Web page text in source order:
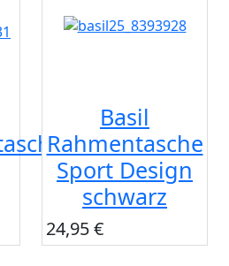
Basil
Rahmentasche
Sport Design
schwarz
24,95 €